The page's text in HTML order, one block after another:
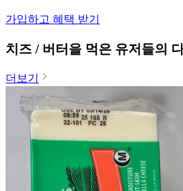
가입하고 혜택 받기
치즈 / 버터 을 먹은 유저들의
더보기